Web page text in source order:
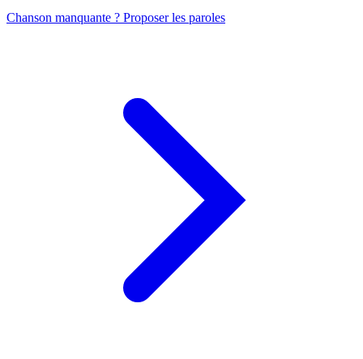
Chanson manquante ? Proposer les paroles